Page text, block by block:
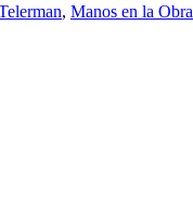
, Manos en la Obra